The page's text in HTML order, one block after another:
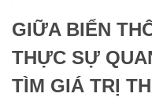
GIỮA BIỂN
THỰC SỰ
TÌM GIÁ TRỊ